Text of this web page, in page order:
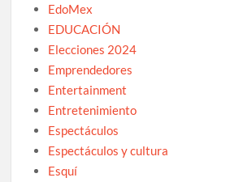
EdoMex
EDUCACIÓN
Elecciones 2024
Emprendedores
Entertainment
Entretenimiento
Espectáculos
Espectáculos y cultura
Esquí